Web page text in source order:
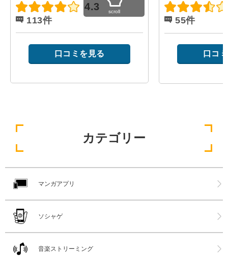
4.3
113件
口コミを見る
55件
口コ
scroll
カテゴリー
マンガアプリ
ソシャゲ
音楽ストリーミング